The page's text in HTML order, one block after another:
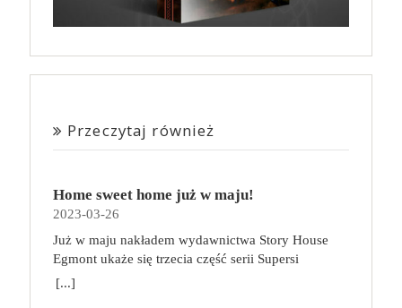
Przeczytaj również
Home sweet home już w maju!
2023-03-26
Już w maju nakładem wydawnictwa Story House
Egmont ukaże się trzecia część serii Supersi
scenarzysty Frederic Maupome. Ten tom nosi tytuł
[...]